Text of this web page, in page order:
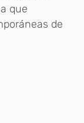
que
de